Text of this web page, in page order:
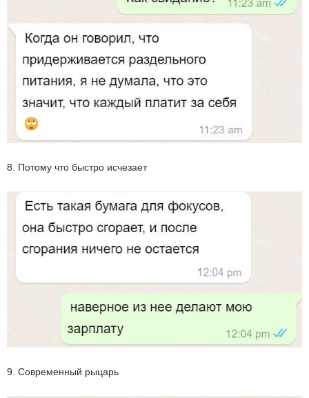
8. Потому что быстро исчезает
9. Современный рыцарь